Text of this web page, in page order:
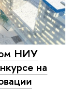
НИУ
на